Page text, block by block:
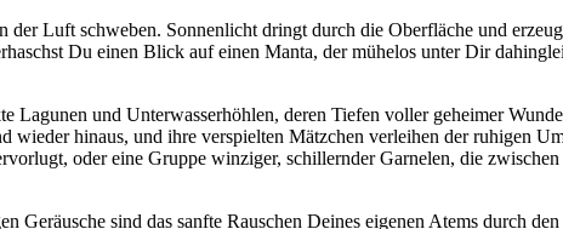
der Luft schweben. Sonnenlicht dringt durch die Oberfläche und
Du einen Blick auf einen Manta, der mühelos unter Dir
Lagunen und Unterwasserhöhlen, deren Tiefen voller geheimer
wieder hinaus, und ihre verspielten Mätzchen verleihen der ruhigen
oder eine Gruppe winziger, schillernder Garnelen, die
Geräusche sind das sanfte Rauschen Deines eigenen Atems durch